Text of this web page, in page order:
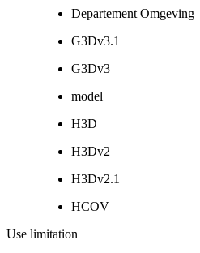
Departement Omgeving
G3Dv3.1
G3Dv3
model
H3D
H3Dv2
H3Dv2.1
HCOV
Use limitation